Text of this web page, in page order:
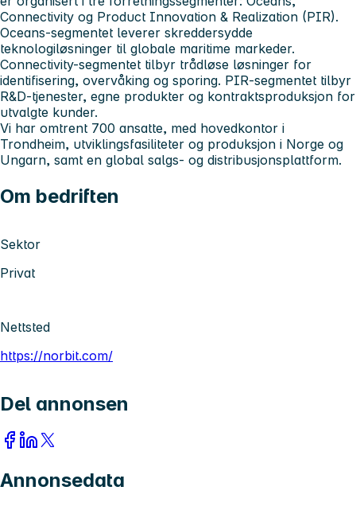
Connectivity og Product Innovation & Realization (PIR).
Oceans-segmentet leverer skreddersydde
teknologiløsninger til globale maritime markeder.
Connectivity-segmentet tilbyr trådløse løsninger for
identifisering, overvåking og sporing. PIR-segmentet tilbyr
R&D-tjenester, egne produkter og kontraktsproduksjon for
utvalgte kunder.
Vi har omtrent 700 ansatte, med hovedkontor i
Trondheim, utviklingsfasiliteter og produksjon i Norge og
Ungarn, samt en global salgs- og distribusjonsplattform.
Om bedriften
Sektor
Privat
Nettsted
https://norbit.com/
Del annonsen
Annonsedata